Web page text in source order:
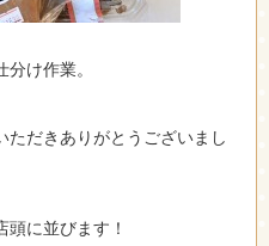
け作業。
だきありがとうございまし
に並びます！